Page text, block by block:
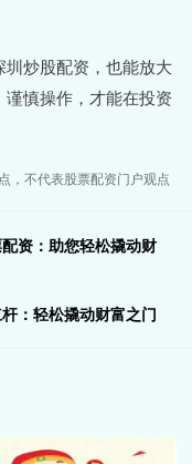
炒股配资，也能放大
慎操作，才能在投资
，不代表股票配资门户观点
资：助您轻松撬动财
：轻松撬动财富之门